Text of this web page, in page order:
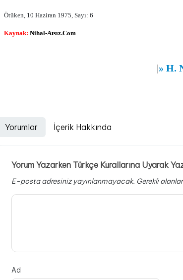
Ötüken, 10 Haziran 1975, Sayı: 6
Kaynak: Nihal-Atsız.Com
|» H.
Yorumlar İçerik Hakkında
Yorum Yazarken Türkçe Kurallarına Uyarak
E-posta adresiniz yayınlanmayacak. Gerekli
Ad